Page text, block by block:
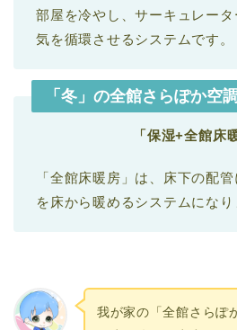
部屋を冷やし、サーキュレー
気を循環させるシステムです。
「冬」の全館さらぽか空調
「保湿+全館床
「全館床暖房」は、床下の配
を床から暖めるシステムになり
我が家の「全館さらぽ